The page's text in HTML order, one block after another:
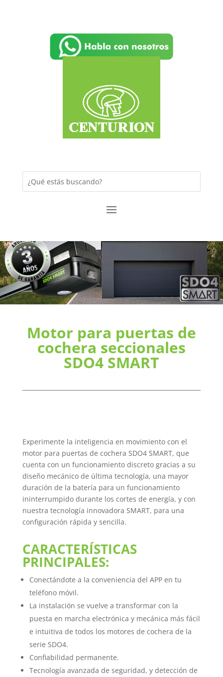
Motor para puertas de
cochera seccionales
SDO4 SMART
Experimente la inteligencia en movimiento con el
motor para puertas de cochera SDO4 SMART, que
cuenta con un funcionamiento discreto gracias a su
diseño mecánico de última tecnología, una mayor
duración de la batería para un funcionamiento
ininterrumpido durante los cortes de energía, y con
nuestra tecnología innovadora SMART, para una
configuración rápida y sencilla.
CARACTERÍSTICAS
PRINCIPALES:
Conectándote a la conveniencia del APP en tu
teléfono móvil.
La instalación se vuelve a transformar con la
puesta en marcha electrónica y mecánica más fácil
e intuitiva de todos los motores de cochera de la
serie SDO4.
Confiabilidad permanente.
Tecnología avanzada de seguridad, y detección de